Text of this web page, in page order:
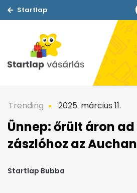
Startlap
Trending 2025. március 11.
Ünnep: őrült áron
zászlóhoz az Auchan
Startlap Bubba